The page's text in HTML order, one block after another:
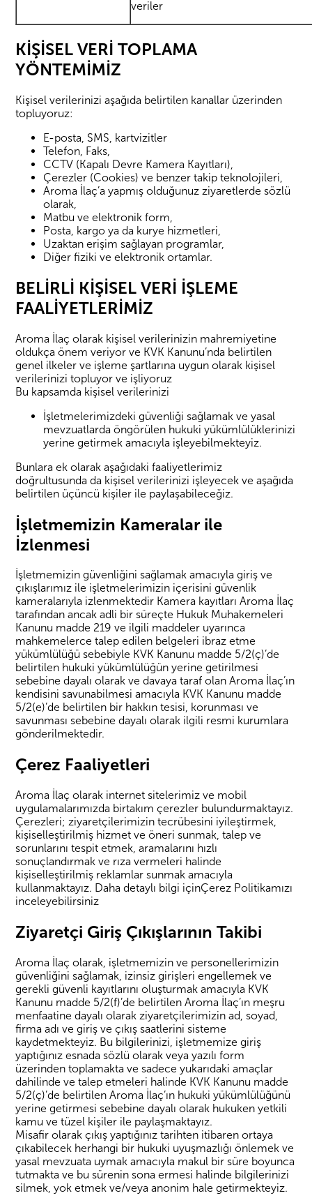
veriler
KİŞİSEL VERİ TOPLAMA
YÖNTEMİMİZ
Kişisel verilerinizi aşağıda belirtilen kanallar üzerinden
topluyoruz:
E-posta, SMS, kartvizitler
Telefon, Faks,
CCTV (Kapalı Devre Kamera Kayıtları),
Çerezler (Cookies) ve benzer takip teknolojileri,
Aroma İlaç’a yapmış olduğunuz ziyaretlerde sözlü
olarak,
Matbu ve elektronik form,
Posta, kargo ya da kurye hizmetleri,
Uzaktan erişim sağlayan programlar,
Diğer fiziki ve elektronik ortamlar.
BELİRLİ KİŞİSEL VERİ İŞLEME
FAALİYETLERİMİZ
Aroma İlaç olarak kişisel verilerinizin mahremiyetine
oldukça önem veriyor ve KVK Kanunu’nda belirtilen
genel ilkeler ve işleme şartlarına uygun olarak kişisel
verilerinizi topluyor ve işliyoruz
Bu kapsamda kişisel verilerinizi
İşletmelerimizdeki güvenliği sağlamak ve yasal
mevzuatlarda öngörülen hukuki yükümlülüklerinizi
yerine getirmek amacıyla işleyebilmekteyiz.
Bunlara ek olarak aşağıdaki faaliyetlerimiz
doğrultusunda da kişisel verilerinizi işleyecek ve aşağıda
belirtilen üçüncü kişiler ile paylaşabileceğiz.
İşletmemizin Kameralar ile
İzlenmesi
İşletmemizin güvenliğini sağlamak amacıyla giriş ve
çıkışlarımız ile işletmelerimizin içerisini güvenlik
kameralarıyla izlenmektedir Kamera kayıtları Aroma İlaç
tarafından ancak adli bir süreçte Hukuk Muhakemeleri
Kanunu madde 219 ve ilgili maddeler uyarınca
mahkemelerce talep edilen belgeleri ibraz etme
yükümlülüğü sebebiyle KVK Kanunu madde 5/2(ç)’de
belirtilen hukuki yükümlülüğün yerine getirilmesi
sebebine dayalı olarak ve davaya taraf olan Aroma İlaç’ın
kendisini savunabilmesi amacıyla KVK Kanunu madde
5/2(e)’de belirtilen bir hakkın tesisi, korunması ve
savunması sebebine dayalı olarak ilgili resmi kurumlara
gönderilmektedir.
Çerez Faaliyetleri
Aroma İlaç olarak internet sitelerimiz ve mobil
uygulamalarımızda birtakım çerezler bulundurmaktayız.
Çerezleri; ziyaretçilerimizin tecrübesini iyileştirmek,
kişiselleştirilmiş hizmet ve öneri sunmak, talep ve
sorunlarını tespit etmek, aramalarını hızlı
sonuçlandırmak ve rıza vermeleri halinde
kişiselleştirilmiş reklamlar sunmak amacıyla
kullanmaktayız. Daha detaylı bilgi içinÇerez Politikamızı
inceleyebilirsiniz
Ziyaretçi Giriş Çıkışlarının Takibi
Aroma İlaç olarak, işletmemizin ve personellerimizin
güvenliğini sağlamak, izinsiz girişleri engellemek ve
gerekli güvenli kayıtlarını oluşturmak amacıyla KVK
Kanunu madde 5/2(f)’de belirtilen Aroma İlaç’ın meşru
menfaatine dayalı olarak ziyaretçilerimizin ad, soyad,
firma adı ve giriş ve çıkış saatlerini sisteme
kaydetmekteyiz. Bu bilgilerinizi, işletmemize giriş
yaptığınız esnada sözlü olarak veya yazılı form
üzerinden toplamakta ve sadece yukarıdaki amaçlar
dahilinde ve talep etmeleri halinde KVK Kanunu madde
5/2(ç)’de belirtilen Aroma İlaç’ın hukuki yükümlülüğünü
yerine getirmesi sebebine dayalı olarak hukuken yetkili
kamu ve tüzel kişiler ile paylaşmaktayız.
Misafir olarak çıkış yaptığınız tarihten itibaren ortaya
çıkabilecek herhangi bir hukuki uyuşmazlığı önlemek ve
yasal mevzuata uymak amacıyla makul bir süre boyunca
tutmakta ve bu sürenin sona ermesi halinde bilgilerinizi
silmek, yok etmek ve/veya anonim hale getirmekteyiz.